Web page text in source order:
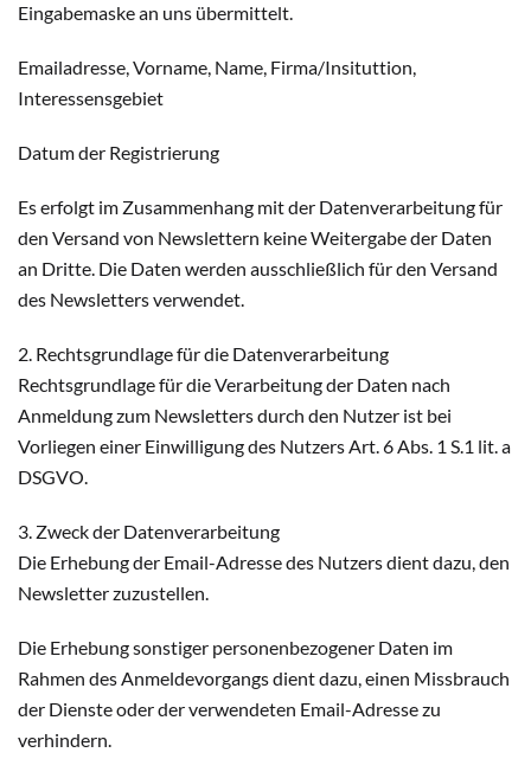
Eingabemaske an uns übermittelt.
Emailadresse, Vorname, Name, Firma/Insituttion,
Interessensgebiet
Datum der Registrierung
Es erfolgt im Zusammenhang mit der Datenverarbeitung für
den Versand von Newslettern keine Weitergabe der Daten
an Dritte. Die Daten werden ausschließlich für den Versand
des Newsletters verwendet.
2. Rechtsgrundlage für die Datenverarbeitung
Rechtsgrundlage für die Verarbeitung der Daten nach
Anmeldung zum Newsletters durch den Nutzer ist bei
Vorliegen einer Einwilligung des Nutzers Art. 6 Abs. 1 S.1 lit. a
DSGVO.
3. Zweck der Datenverarbeitung
Die Erhebung der Email-Adresse des Nutzers dient dazu, den
Newsletter zuzustellen.
Die Erhebung sonstiger personenbezogener Daten im
Rahmen des Anmeldevorgangs dient dazu, einen Missbrauch
der Dienste oder der verwendeten Email-Adresse zu
verhindern.